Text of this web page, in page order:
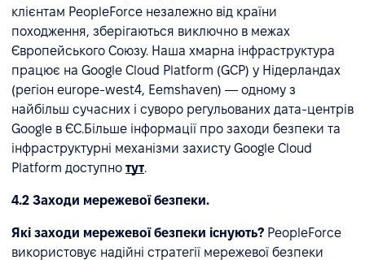
клієнтам PeopleForce незалежно від країни
походження, зберігаються виключно в межах
Європейського Союзу. Наша хмарна інфраструктура
працює на Google Cloud Platform (GCP) у Нідерландах
(регіон europe-west4, Eemshaven) — одному з
найбільш сучасних і суворо регульованих дата-центрів
Google в ЄС.Більше інформації про заходи безпеки та
інфраструктурні механізми захисту Google Cloud
Platform доступно тут.
4.2 Заходи мережевої безпеки.
Які заходи мережевої безпеки існують? PeopleForce
використовує надійні стратегії мережевої безпеки